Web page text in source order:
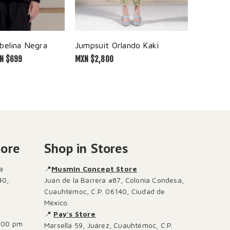
Negra
$699
Jumpsuit Orlando Kaki
MXN $2,800
pm
Shop in Stores
📍Musmin Concept Store
Juan de la Barrera #87, Colonia Condesa,
Cuauhtémoc, C.P. 06140, Ciudad de
México.
📍 Pay's Store
Marsella 59, Juárez, Cuauhtémoc, C.P.